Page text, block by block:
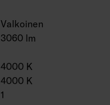
Valkoinen
3060 lm
4000 K
4000 K
1